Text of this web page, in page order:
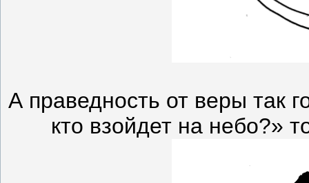
А праведность от веры так
кто взойдет на небо?»